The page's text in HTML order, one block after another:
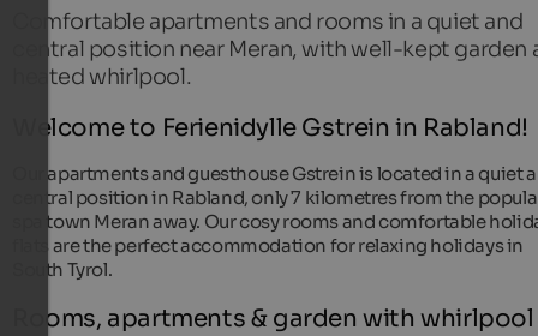
Comfortable apartments and rooms in a quiet and
central position near Meran, with well-kept garden
heated whirlpool.
Welcome to Ferienidylle Gstrein in Rabland!
Our apartments and guesthouse Gstrein is located in a quiet
central position in Rabland, only 7 kilometres from the
spa town Meran away. Our cosy rooms and comfortable
flats are the perfect accommodation for relaxing holidays in
South Tyrol.
Rooms, apartments & garden with whirlpool